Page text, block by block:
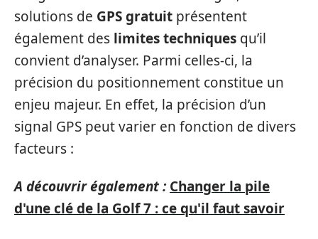
solutions de GPS gratuit présentent
également des limites techniques qu’il
convient d’analyser. Parmi celles-ci, la
précision du positionnement constitue un
enjeu majeur. En effet, la précision d’un
signal GPS peut varier en fonction de divers
facteurs :
A découvrir également : Changer la pile
d'une clé de la Golf 7 : ce qu'il faut savoir